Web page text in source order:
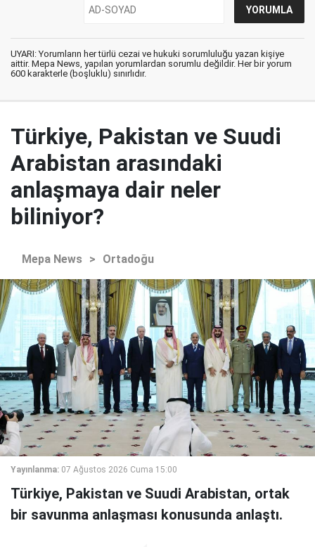
UYARI: Yorumların her türlü cezai ve hukuki sorumluluğu yazan kişiye
aittir. Mepa News, yapılan yorumlardan sorumlu değildir. Her bir yorum
600 karakterle (boşluklu) sınırlıdır.
Türkiye, Pakistan ve Suudi
Arabistan arasındaki
anlaşmaya dair neler
biliniyor?
Mepa News > Ortadoğu
Yayınlanma: 07 Ağustos 2026 Cuma 15:00
Türkiye, Pakistan ve Suudi Arabistan, ortak
bir savunma anlaşması konusunda anlaştı.